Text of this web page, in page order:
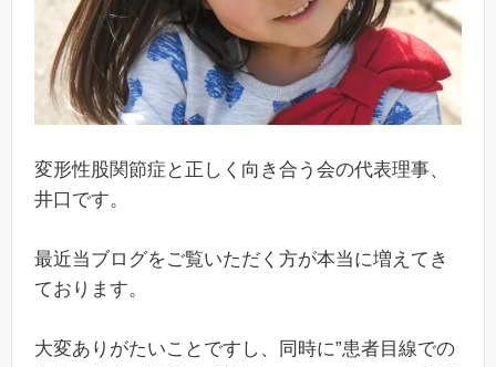
変形性股関節症と正しく向き合う会の代表理事、
井口です。
最近当ブログをご覧いただく方が本当に増えてき
ております。
大変ありがたいことですし、同時に”患者目線での